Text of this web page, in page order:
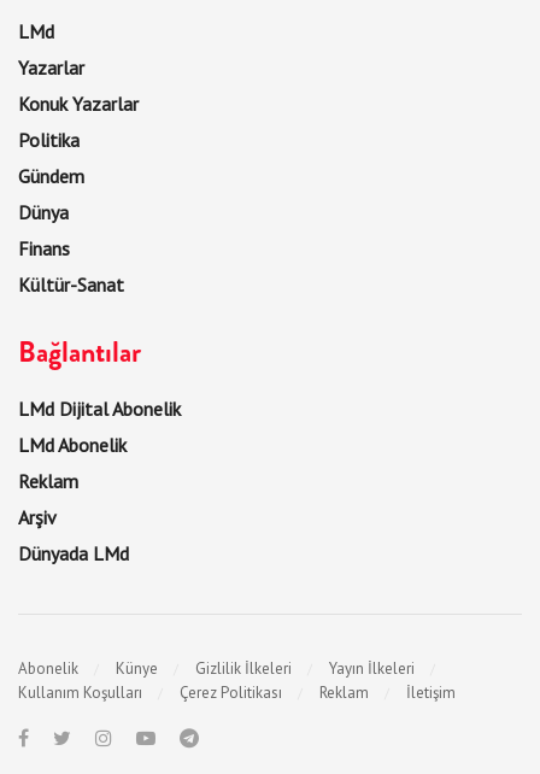
LMd
Yazarlar
Konuk Yazarlar
Politika
Gündem
Dünya
Finans
Kültür-Sanat
Bağlantılar
LMd Dijital Abonelik
LMd Abonelik
Reklam
Arşiv
Dünyada LMd
Abonelik Künye Gizlilik İlkeleri
Yayın İlkeleri
Kullanım Koşulları
Çerez Politikası Reklam İletişim